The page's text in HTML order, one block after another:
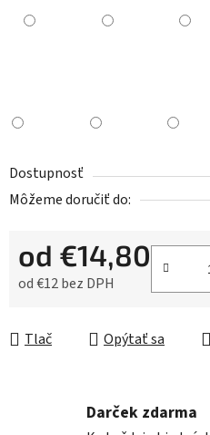
Dostupnosť
Môžeme doručiť do:
od €14,80
od€12bez DPH
Tlač Opýtať sa
Darček zdarma